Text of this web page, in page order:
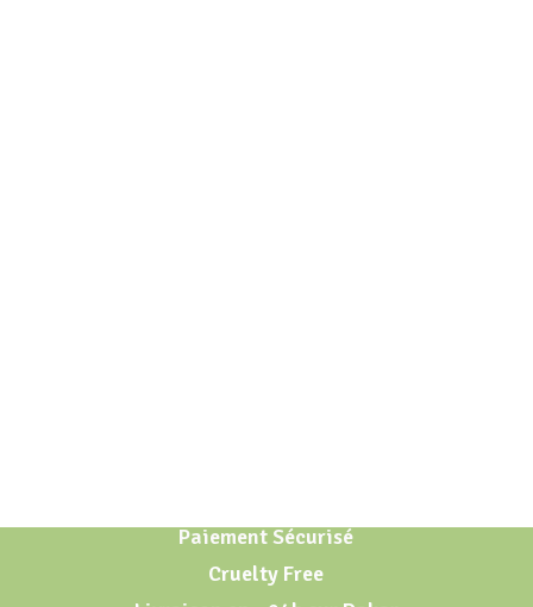
Paiement Sécurisé
Cruelty Free